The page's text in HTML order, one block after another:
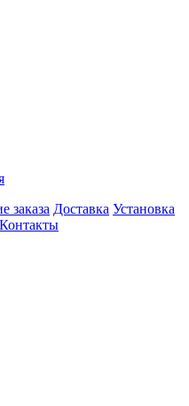
заказа Доставка Установка
Контакты